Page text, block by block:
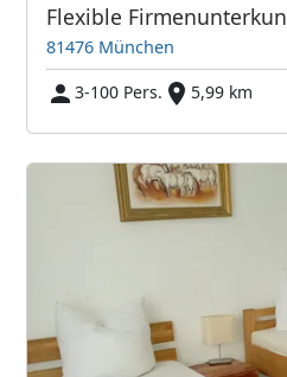
81476 München
3-100 Pers.
5,99 km